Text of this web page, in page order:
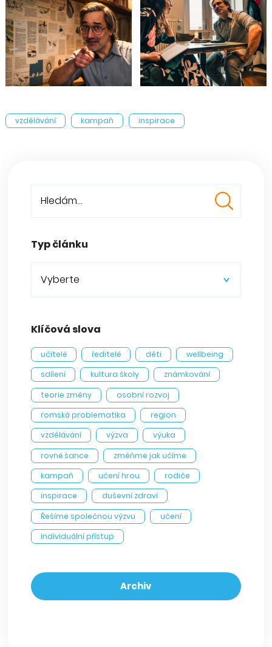
vzdělávání kampaň inspirace
Typ článku
Vyberte
Klíčová slova
učitelé ředitelé děti
wellbeing
sdílení
kultura školy
známkování
teorie změny
osobní rozvoj
romská problematika
region
vzdělávání
výzva
výuka
rovné šance
změňme jak učíme
kampaň
učení hrou
rodiče
inspirace
duševní zdraví
Řešíme společnou výzvu
učení
individuální přístup
Archiv